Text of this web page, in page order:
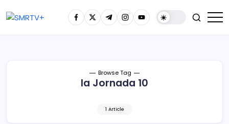
Browse Tag
la Jornada 10
1 Article